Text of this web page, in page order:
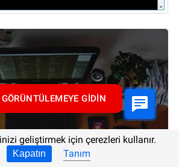
GÖRÜNTÜLEMEYE GIDIN
geliştirmek için çerezleri kullanır.
Kapatın Tanım